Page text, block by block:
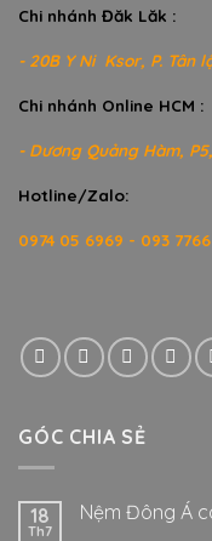
Chi nhánh Đăk Lăk :
- 20B Y Ni Ksor, P. Tân
Chi nhánh Online HCM :
- Dương Quảng Hàm,
Hotline/Zalo:
0974 05 6969 - 093
GÓC CHIA SẺ
18
Th7
Nệm Đông Á